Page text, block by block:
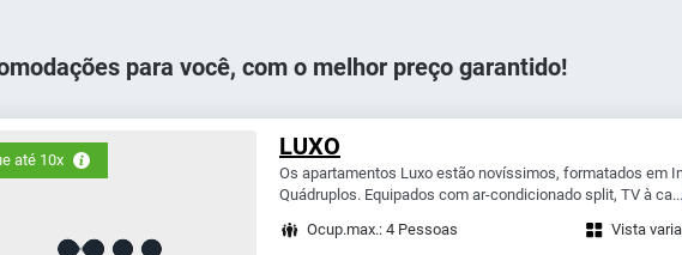
para você, com o melhor preço garantido!
até 10x LUXO
Os apartamentos Luxo estão novíssimos, formatados em
Quádruplos. Equipados com ar-condicionado split, TV à ca...
Ocup.max.: 4 Pessoas
Vista